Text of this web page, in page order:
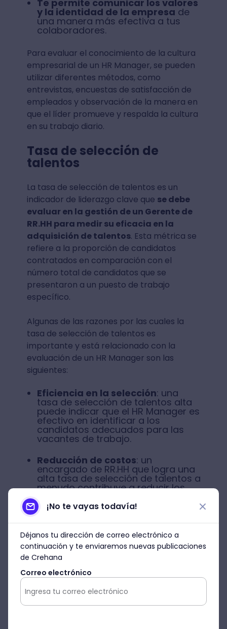
Te permite comunicar los valores
y la identidad de la empresa de
una manera más efectiva a tus
colaboradores.
Para evaluar el conocimiento de la cultura
empresarial de un HR Manager, se pueden
utilizar diferentes métodos, como
entrevistas, encuestas de satisfacción de
empleados y observación de la manera en
que el líder promueve y respalda la cultura
en su trabajo diario.
Tasa de selección de
talentos
La tasa de selección de talentos es un
indicador de liderazgo clave que se debe
evaluar en la gestión de un Gerente de
RR.HH para medir su eficacia en la
adquisición de talentos. Esta métrica se
refiere a la proporción de candidatos
contratados en comparación con el
número total de candidatos que se
presentaron a un puesto de trabajo
específico.
Algunas de las razones por las cuales la
tasa de selección de talentos es
importante y está relacionado con la
evaluación de un HR Manager son las
siguientes:
Eficiencia en la selección: una
tasa de selección de talentos alta
puede indicar que el HR Manager es
efectivo en identificar a los
candidatos adecuados para las
vacantes de trabajo.
Reducción de costos: un
encargado de RR.HH que logra una
alta tasa de selección de talentos a
menudo contribuye a reducir los
costos de contratación al
minimizar el tiempo y los recursos
invertidos en la búsqueda y
selección de nuevos candidatos.
Calidad de las contrataciones: el
HR Manager debe asegurarse de
que los candidatos contratados
sean adecuados para el puesto y
organización.
¡No te vayas todavía!
Déjanos tu dirección de correo electrónico a
continuación y te enviaremos nuevas publicaciones
de Crehana
Correo electrónico